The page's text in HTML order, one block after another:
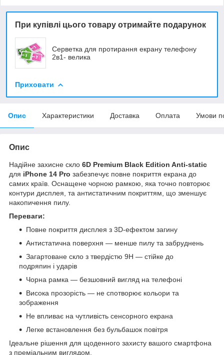
При купівлі цього товару отримайте подарунок
Серветка для протирання екрану телефону
2в1- велика
Приховати
Опис Характеристики Доставка Оплата Умови
Опис
Надійне захисне скло 6D Premium Black Edition Anti-static
для iPhone 14 Pro забезпечує повне покриття екрана до
самих країв. Оснащене чорною рамкою, яка точно повторює
контури дисплея, та антистатичним покриттям, що зменшує
накопичення пилу.
Переваги:
Повне покриття дисплея з 3D-ефектом загину
Антистатична поверхня — менше пилу та забруднень
Загартоване скло з твердістю 9H — стійке до
подряпин і ударів
Чорна рамка — безшовний вигляд на телефоні
Висока прозорість — не спотворює кольори та
зображення
Не впливає на чутливість сенсорного екрана
Легке встановлення без бульбашок повітря
Ідеальне рішення для щоденного захисту вашого смартфона
з преміальним виглядом.